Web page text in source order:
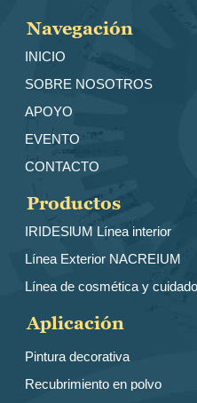
Navegación
INICIO
SOBRE NOSOTROS
APOYO
EVENTO
CONTACTO
Productos
IRIDESlUM Línea interior
Línea Exterior NACREIUM
Línea de cosmética y
Aplicación
Pintura decorativa
Recubrimiento en polvo